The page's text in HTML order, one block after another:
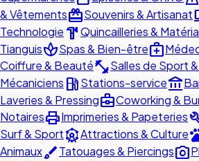
& VêtementsredeemSouvenirs & Artisanat
Technologie hardwareQuincailleries &
TianguisspaSpas & Bien-êtremedical_services
Coiffure & Beautéfitness_centerSalles de Sport
Mécaniciens local_gas_stationStations-serviceaccount_balance
Laveries & Pressingbusiness_centerCoworking &
NotairesprintImprimeries & Papeteries
Surf & SportattractionsAttractions & Culture
AnimauxbrushTatouages & Piercingsphoto_camera